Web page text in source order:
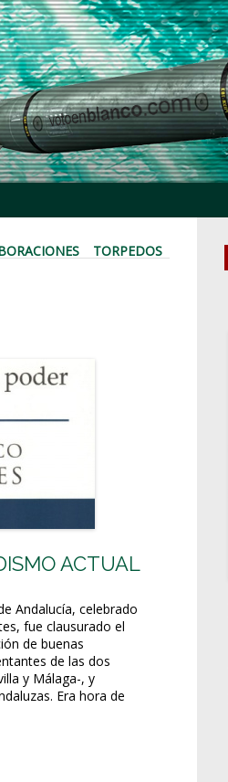
TORPEDOS
ACTUAL
Andalucía, celebrado
fue clausurado el
de buenas
de las dos
y Málaga-, y
Era hora de